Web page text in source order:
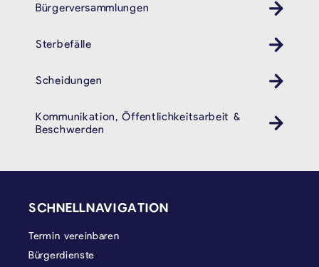
Bürgerversammlungen
Sterbefälle
Scheidungen
Kommunikation, Öffentlichkeitsarbeit &
Beschwerden
SCHNELLNAVIGATION
Termin vereinbaren
Bürgerdienste